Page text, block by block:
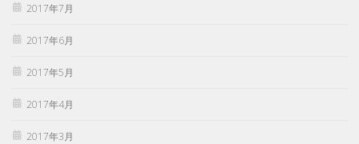
2017年7月
2017年6月
2017年5月
2017年4月
2017年3月